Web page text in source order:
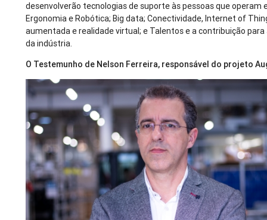
desenvolverão tecnologias de suporte às pessoas que operam
Ergonomia e Robótica; Big data; Conectividade, Internet of
aumentada e realidade virtual; e Talentos e a contribuição
da indústria.
O Testemunho de Nelson Ferreira, responsável do projeto